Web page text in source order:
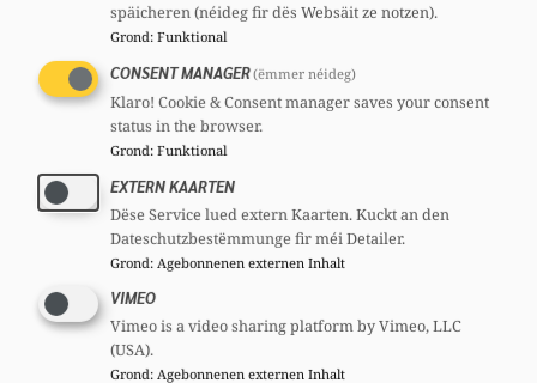
Le Gouvernement a-t-il connaissance des
faits révélés dans l’enquête publiée par
CNN concernant l’existence de réseaux en
ligne promouvant ou facilitant des
violences sexuelles ?
Le Gouvernement a-t-il identifié
l’existence d’entités juridiques établies au
Luxembourg qui seraient directement ou
indirectement liées à des plateformes
diffusant de tels contenus ? Dans
l’affirmative, quelles mesures ont été
späicheren (néideg fir dës Websäit ze notzen).
Grond: Funktional
CONSENT MANAGER(ëmmer néideg)
Klaro! Cookie & Consent manager saves your consent
status in the browser.
Grond: Funktional
EXTERN KAARTEN
Dëse Service lued extern Kaarten. Kuckt an den
Dateschutzbestëmmunge fir méi Detailer.
Grond: Agebonnenen externen Inhalt
VIMEO
Vimeo is a video sharing platform by Vimeo, LLC
(USA).
Grond: Agebonnenen externen Inhalt